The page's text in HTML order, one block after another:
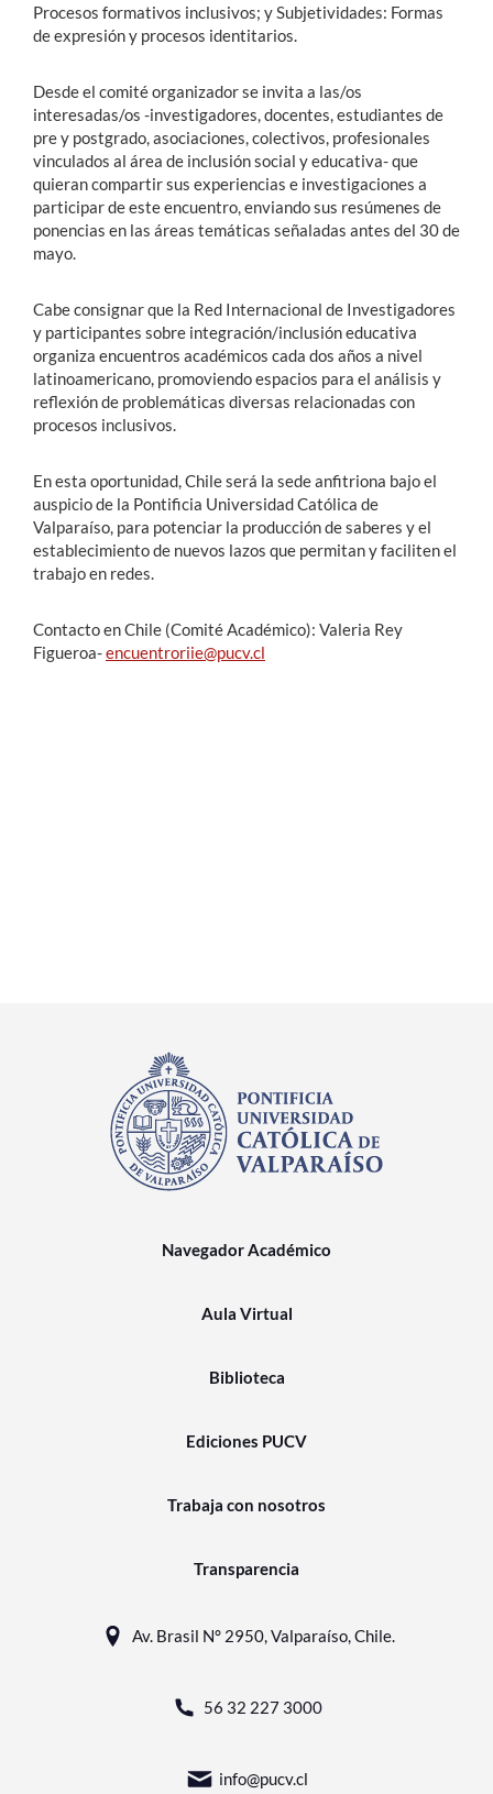
Procesos formativos inclusivos; y Subjetividades: Formas
de expresión y procesos identitarios.
Desde el comité organizador se invita a las/os
interesadas/os -investigadores, docentes, estudiantes de
pre y postgrado, asociaciones, colectivos, profesionales
vinculados al área de inclusión social y educativa- que
quieran compartir sus experiencias e investigaciones a
participar de este encuentro, enviando sus resúmenes de
ponencias en las áreas temáticas señaladas antes del 30 de
mayo.
Cabe consignar que la Red Internacional de Investigadores
y participantes sobre integración/inclusión educativa
organiza encuentros académicos cada dos años a nivel
latinoamericano, promoviendo espacios para el análisis y
reflexión de problemáticas diversas relacionadas con
procesos inclusivos.
En esta oportunidad, Chile será la sede anfitriona bajo el
auspicio de la Pontificia Universidad Católica de
Valparaíso, para potenciar la producción de saberes y el
establecimiento de nuevos lazos que permitan y faciliten el
trabajo en redes.
Contacto en Chile (Comité Académico): Valeria Rey
Figueroa-encuentroriie@pucv.cl
Navegador Académico
Aula Virtual
Biblioteca
Ediciones PUCV
Trabaja con nosotros
Transparencia
Av. Brasil N° 2950, Valparaíso, Chile.
56 32 227 3000
info@pucv.cl